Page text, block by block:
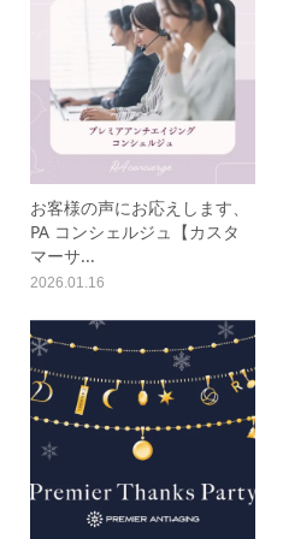
お客様の声にお応えします、
PA コンシェルジュ【カスタ
マーサ...
2026.01.16